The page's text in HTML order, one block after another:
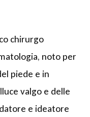
chirurgo
noto per
piede e in
valgo e delle
e ideatore